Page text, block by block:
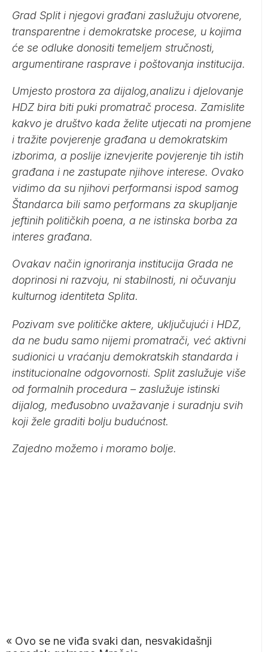
Grad Split i njegovi građani zaslužuju otvorene,
transparentne i demokratske procese, u kojima
će se odluke donositi temeljem stručnosti,
argumentirane rasprave i poštovanja institucija.
Umjesto prostora za dijalog,analizu i djelovanje
HDZ bira biti puki promatrač procesa. Zamislite
kakvo je društvo kada želite utjecati na promjene
i tražite povjerenje građana u demokratskim
izborima, a poslije iznevjerite povjerenje tih istih
građana i ne zastupate njihove interese. Ovako
vidimo da su njihovi performansi ispod samog
Štandarca bili samo performans za skupljanje
jeftinih političkih poena, a ne istinska borba za
interes građana.
Ovakav način ignoriranja institucija Grada ne
doprinosi ni razvoju, ni stabilnosti, ni očuvanju
kulturnog identiteta Splita.
Pozivam sve političke aktere, uključujući i HDZ,
da ne budu samo nijemi promatrači, već aktivni
sudionici u vraćanju demokratskih standarda i
institucionalne odgovornosti. Split zaslužuje više
od formalnih procedura – zaslužuje istinski
dijalog, međusobno uvažavanje i suradnju svih
koji žele graditi bolju budućnost.
Zajedno možemo i moramo bolje.
« Ovo se ne viđa svaki dan, nesvakidašnji